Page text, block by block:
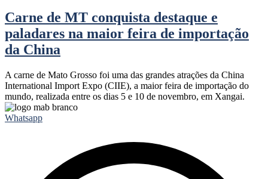
Carne de MT conquista destaque e
paladares na maior feira de importação
da China
A carne de Mato Grosso foi uma das grandes atrações da China
International Import Expo (CIIE), a maior feira de importação do
mundo, realizada entre os dias 5 e 10 de novembro, em Xangai.
Whatsapp